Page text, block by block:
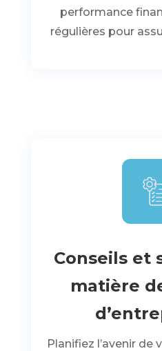
performance
régulières pour
Conseils et
matière
Planifiez l’avenir de